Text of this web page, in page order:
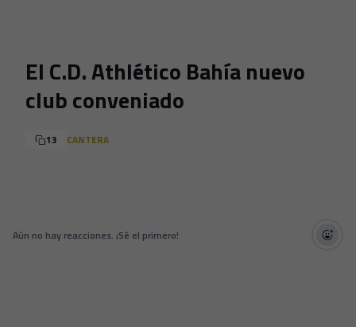
El C.D. Athlético Bahía nuevo
club conveniado
13 CANTERA
Aún no hay reacciones. ¡Sé el primero!